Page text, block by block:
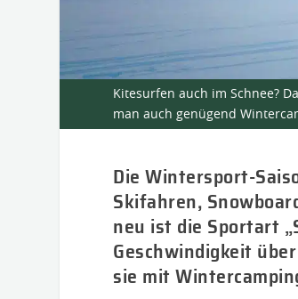
Kitesurfen auch im Schnee?
man auch genügend
Die Wintersport-
Skifahren,
neu ist die Sportart
Geschwindigkeit
sie mit